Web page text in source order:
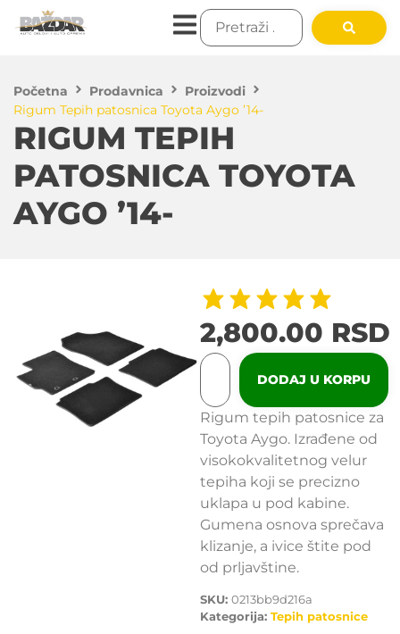
Početna Prodavnica
Proizvodi
Rigum Tepih patosnica Toyota Aygo ’14-
RIGUM TEPIH
PATOSNICA TOYOTA
AYGO ’14-
2,800.00 RSD
DODAJ U KORPU
Rigum tepih patosnice za
Toyota Aygo. Izrađene od
visokokvalitetnog velur
tepiha koji se precizno
uklapa u pod kabine.
Gumena osnova sprečava
klizanje, a ivice štite pod
od prljavštine.
SKU: 0213bb9d216a
Kategorija: Tepih patosnice